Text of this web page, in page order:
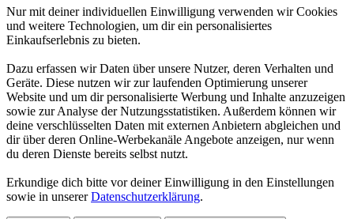
Nur mit deiner individuellen Einwilligung verwenden wir Cookies
und weitere Technologien, um dir ein personalisiertes
Einkaufserlebnis zu bieten.
Dazu erfassen wir Daten über unsere Nutzer, deren Verhalten und
Geräte. Diese nutzen wir zur laufenden Optimierung unserer
Website und um dir personalisierte Werbung und Inhalte anzuzeigen
sowie zur Analyse der Nutzungsstatistiken. Außerdem können wir
deine verschlüsselten Daten mit externen Anbietern abgleichen und
dir über deren Online-Werbekanäle Angebote anzeigen, nur wenn
du deren Dienste bereits selbst nutzt.
Erkundige dich bitte vor deiner Einwilligung in den Einstellungen
sowie in unsererDatenschutzerklärung.